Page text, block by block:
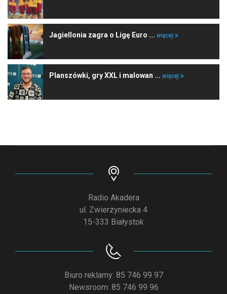
Jagiellonia zagra o Ligę Euro ... więcej
Planszówki, gry XXL i malowan ... więcej
Radio Akadera
ul. Zwierzyniecka 4
15-333 Białystok
Biuro reklamy: 85 746 99 97
Newsroom: 85 746 99 96